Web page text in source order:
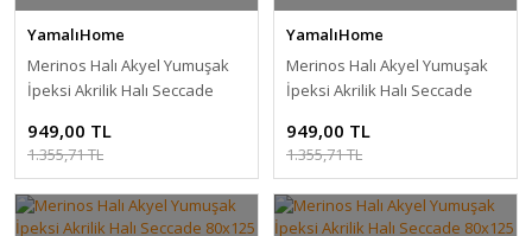
YamalıHome
Merinos Halı Akyel Yumuşak
İpeksi Akrilik Halı Seccade
949,00 TL
1.355,71 TL
YamalıHome
Merinos Halı Akyel Yumuşak
İpeksi Akrilik Halı Seccade
949,00 TL
1.355,71 TL